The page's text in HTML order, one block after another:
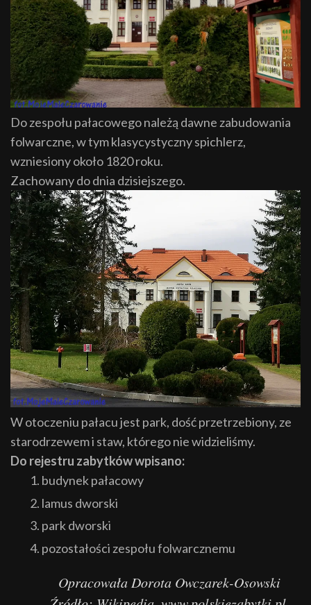
Do zespołu pałacowego należą dawne zabudowania
folwarczne, w tym klasycystyczny spichlerz,
wzniesiony około 1820 roku.
Zachowany do dnia dzisiejszego.
W otoczeniu pałacu jest park, dość przetrzebiony, ze
starodrzewem i staw, którego nie widzieliśmy.
Do rejestru zabytków wpisano:
budynek pałacowy
lamus dworski
park dworski
pozostałości zespołu folwarcznemu
Opracowała Dorota Owczarek-Osowski